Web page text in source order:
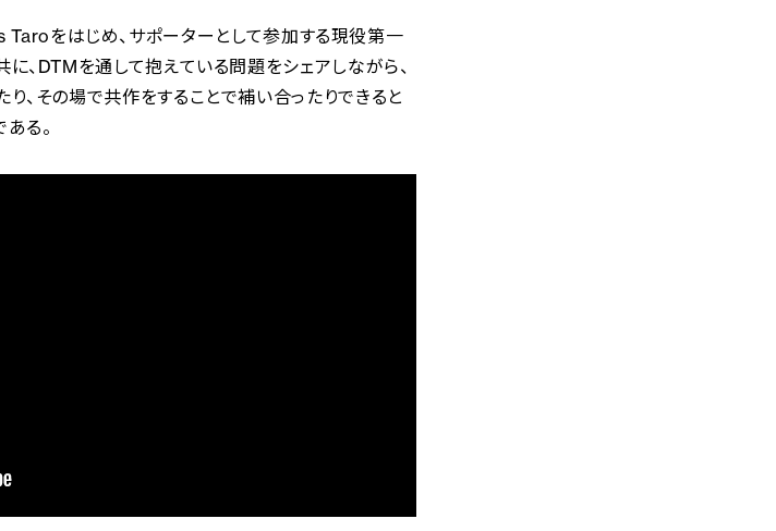
をはじめ、サポーターとして参加する現役第一
、DTMを通して抱えている問題をシェアしながら、
、その場で共作をすることで補い合ったりできると
る。